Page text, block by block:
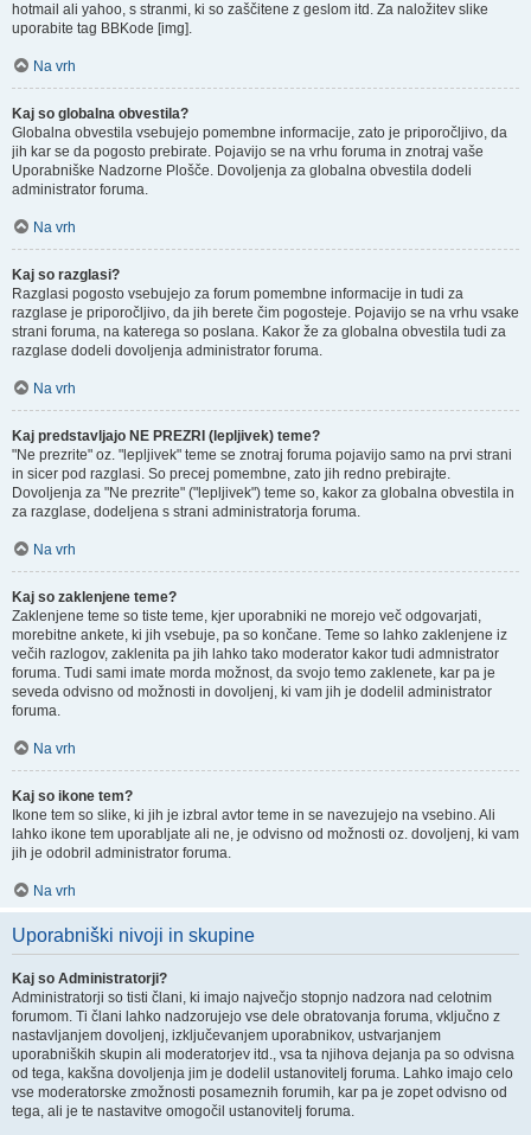
hotmail ali yahoo, s stranmi, ki so zaščitene z geslom itd. Za naložitev slike
uporabite tag BBKode [img].
Na vrh
Kaj so globalna obvestila?
Globalna obvestila vsebujejo pomembne informacije, zato je priporočljivo, da
jih kar se da pogosto prebirate. Pojavijo se na vrhu foruma in znotraj vaše
Uporabniške Nadzorne Plošče. Dovoljenja za globalna obvestila dodeli
administrator foruma.
Na vrh
Kaj so razglasi?
Razglasi pogosto vsebujejo za forum pomembne informacije in tudi za
razglase je priporočljivo, da jih berete čim pogosteje. Pojavijo se na vrhu vsake
strani foruma, na katerega so poslana. Kakor že za globalna obvestila tudi za
razglase dodeli dovoljenja administrator foruma.
Na vrh
Kaj predstavljajo NE PREZRI (lepljivek) teme?
"Ne prezrite" oz. "lepljivek" teme se znotraj foruma pojavijo samo na prvi strani
in sicer pod razglasi. So precej pomembne, zato jih redno prebirajte.
Dovoljenja za "Ne prezrite" ("lepljivek") teme so, kakor za globalna obvestila in
za razglase, dodeljena s strani administratorja foruma.
Na vrh
Kaj so zaklenjene teme?
Zaklenjene teme so tiste teme, kjer uporabniki ne morejo več odgovarjati,
morebitne ankete, ki jih vsebuje, pa so končane. Teme so lahko zaklenjene iz
večih razlogov, zaklenita pa jih lahko tako moderator kakor tudi admnistrator
foruma. Tudi sami imate morda možnost, da svojo temo zaklenete, kar pa je
seveda odvisno od možnosti in dovoljenj, ki vam jih je dodelil administrator
foruma.
Na vrh
Kaj so ikone tem?
Ikone tem so slike, ki jih je izbral avtor teme in se navezujejo na vsebino. Ali
lahko ikone tem uporabljate ali ne, je odvisno od možnosti oz. dovoljenj, ki vam
jih je odobril administrator foruma.
Na vrh
Uporabniški nivoji in skupine
Kaj so Administratorji?
Administratorji so tisti člani, ki imajo največjo stopnjo nadzora nad celotnim
forumom. Ti člani lahko nadzorujejo vse dele obratovanja foruma, vključno z
nastavljanjem dovoljenj, izključevanjem uporabnikov, ustvarjanjem
uporabniških skupin ali moderatorjev itd., vsa ta njihova dejanja pa so odvisna
od tega, kakšna dovoljenja jim je dodelil ustanovitelj foruma. Lahko imajo celo
vse moderatorske zmožnosti posameznih forumih, kar pa je zopet odvisno od
tega, ali je te nastavitve omogočil ustanovitelj foruma.